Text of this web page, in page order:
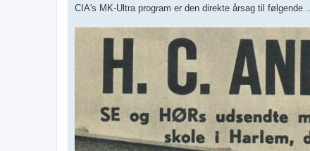
s
CIA's MK-Ultra program er den direkte årsag til følgende ...